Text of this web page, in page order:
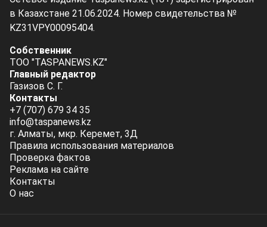
в Казахстане 21.06.2024. Номер свидетельства №
KZ31VPY00095404.
Собственник
ТОО "TASPANEWS.KZ"
Главный редактор
Газизов С. Г.
Контакты
+7 (707) 679 34 35
info@taspanews.kz
г. Алматы, мкр. Керемет, 3Д
Правила использования материалов
Проверка фактов
Реклама на сайте
Контакты
О нас